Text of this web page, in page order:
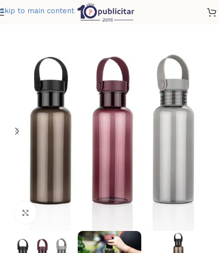
Skip to main content
BOTELLA DOMINION 650 ML 22 OZ